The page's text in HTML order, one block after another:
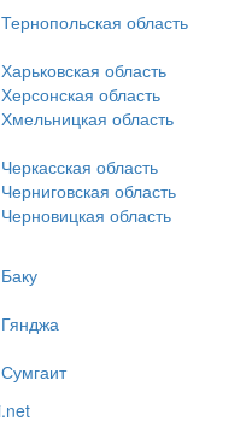
Тернопольская область
Харьковская область
Херсонская область
Хмельницкая область
Черкасская область
Черниговская область
Черновицкая область
Баку
Гянджа
Сумгаит